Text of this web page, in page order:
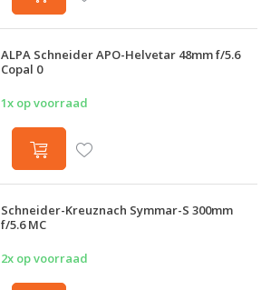
ALPA Schneider APO-Helvetar 48mm f/5.6
Copal 0
1x op voorraad
Schneider-Kreuznach Symmar-S 300mm
f/5.6 MC
2x op voorraad